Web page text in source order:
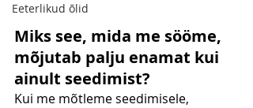
Eeterlikud õlid
Miks see, mida me sööme,
mõjutab palju enamat kui
ainult seedimist?
Kui me mõtleme seedimisele,